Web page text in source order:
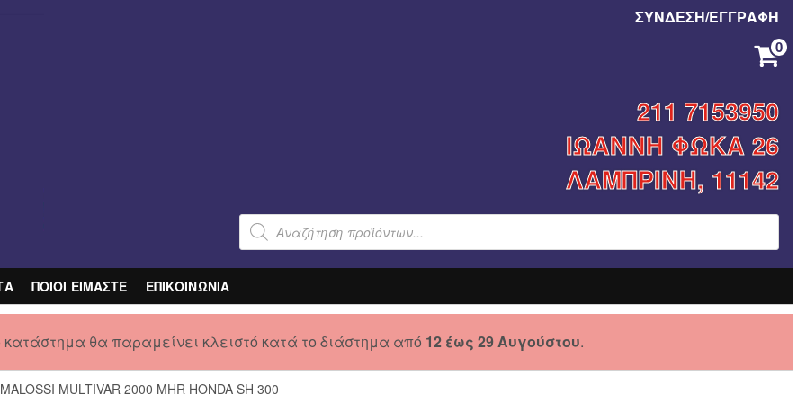
ΣΥΝΔΕΣΗ/ΕΓΓΡΑΦΗ
0
211 7153950
ΙΩΑΝΝΗ ΦΩΚΑ 26
ΛΑΜΠΡΙΝΗ, 11142
Products
search
ΠΟΙΟΙ ΕΙΜΑΣΤΕ ΕΠΙΚΟΙΝΩΝΙΑ
θα παραμείνει κλειστό κατά το διάστημα από 12 έως 29 Αυγούστου.
MULTIVAR 2000 MHR HONDA SH 300